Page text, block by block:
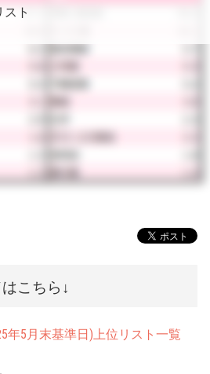
スト
こちら↓
5月末基準日)上位リスト一覧